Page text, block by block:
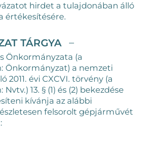
hirdet a tulajdonában álló
értékesítésére.
TÁRGYA
Önkormányzata (a
Önkormányzat) a nemzeti
2011. évi CXCVI. törvény (a
13. § (1) és (2) bekezdése
kívánja az alábbi
felsorolt gépjárművét